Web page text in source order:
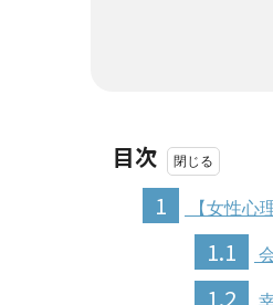
目次
1
【女性心
1.1
1.2